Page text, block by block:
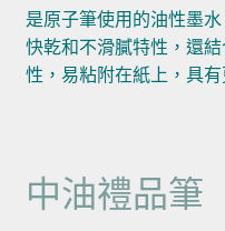
是原子筆使用的油性墨
快乾和不滑膩特性，還
性，易粘附在紙上，具
中油禮品筆